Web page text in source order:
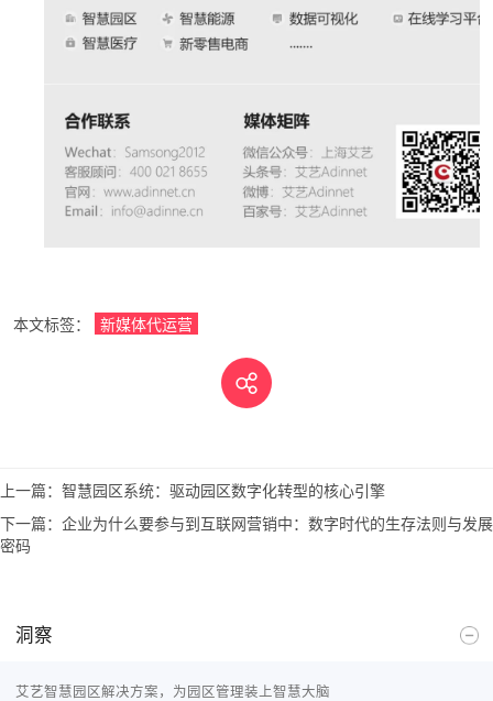
本文标签： 新媒体代运营
上一篇： 智慧园区系统：驱动园区数字化转型的核心引擎
下一篇： 企业为什么要参与到互联网营销中：数字时代的生存法则与发展
密码
洞察
艾艺智慧园区解决方案，为园区管理装上智慧大脑